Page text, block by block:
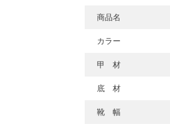
商品名
カラー
甲 材
底 材
靴 幅